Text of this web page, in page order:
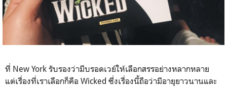
ที่ New York รับรองว่ามีบรอดเวย์ให้เลือกสรรอย่างหลากหลาย
แต่เรื่องที่เราเลือกก็คือ Wicked ซึ่งเรื่องนี้ถือว่ามีอายุยาวนานและ